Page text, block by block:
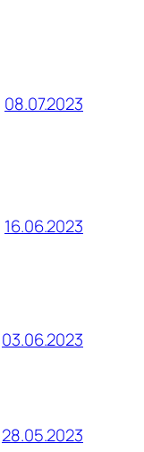
08.07.2023
16.06.2023
03.06.2023
28.05.2023